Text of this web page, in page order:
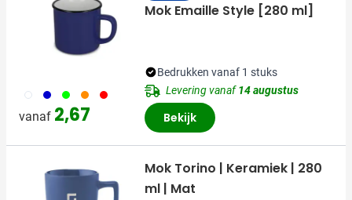
002 005 029 007 008
vanaf 2,67
Mok Emaille Style [280 ml]
Bedrukken vanaf 1 stuks
Levering vanaf14 augustus
Bekijk
Mok Torino | Keramiek | 280
ml | Mat